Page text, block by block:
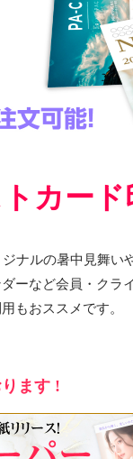
カード
ナルの暑中見舞い
ーなど会員・クラ
もおススメです。
ます !